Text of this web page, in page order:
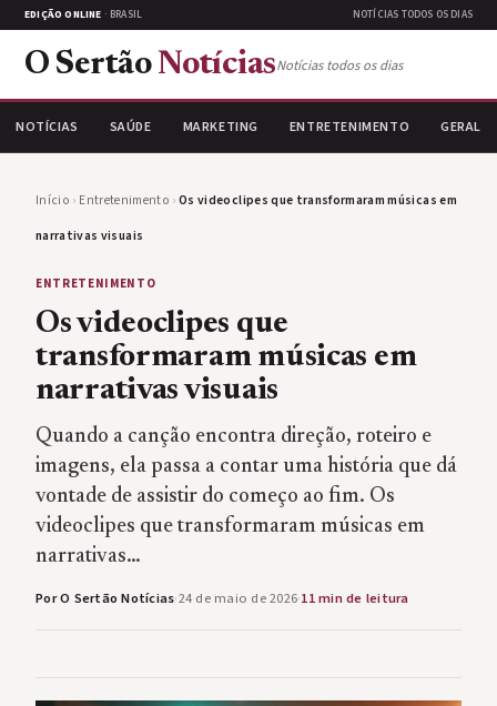
EDIÇÃO ONLINE · BRASIL NOTÍCIAS TODOS OS DIAS
O Sertão NotíciasNotícias todos os dias
NOTÍCIAS SAÚDE MARKETING ENTRETENIMENTO GERAL
Início › Entretenimento ›Os videoclipes que transformaram músicas em
narrativas visuais
ENTRETENIMENTO
Os videoclipes que
transformaram músicas em
narrativas visuais
Quando a canção encontra direção, roteiro e
imagens, ela passa a contar uma história que dá
vontade de assistir do começo ao fim. Os
videoclipes que transformaram músicas em
narrativas…
Por O Sertão Notícias·24 de maio de 2026·11 min de leitura